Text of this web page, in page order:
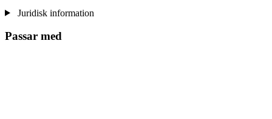
Juridisk information
Passar med